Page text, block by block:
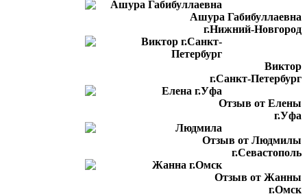
Ашура Габибуллаевна
г.Нижний-Новгород
Виктор
г.Санкт-Петербург
Отзыв от Елены
г.Уфа
Отзыв от Людмилы
г.Севастополь
Отзыв от Жанны
г.Омск